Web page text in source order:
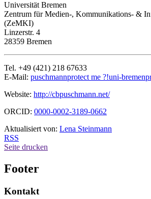
Universität Bremen
Zentrum für Medien-, Kommunikations- &
(ZeMKI)
Linzerstr. 4
28359 Bremen
Tel. +49 (421) 218 67633
E-Mail: puschmannprotect me ?!uni-bremen
Website: http://cbpuschmann.net/
ORCID: 0000-0002-3189-0662
Aktualisiert von: Lena Steinmann
RSS
Seite drucken
Footer
Kontakt